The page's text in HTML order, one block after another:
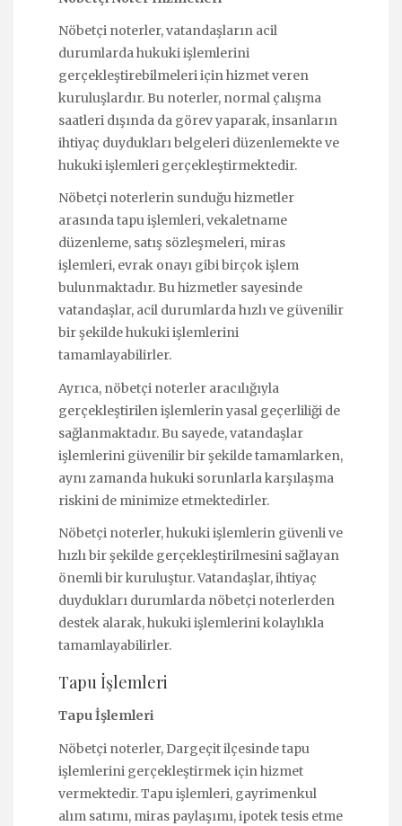
Nöbetçi noterler, vatandaşların acil
durumlarda hukuki işlemlerini
gerçekleştirebilmeleri için hizmet veren
kuruluşlardır. Bu noterler, normal çalışma
saatleri dışında da görev yaparak, insanların
ihtiyaç duydukları belgeleri düzenlemekte ve
hukuki işlemleri gerçekleştirmektedir.
Nöbetçi noterlerin sunduğu hizmetler
arasında tapu işlemleri, vekaletname
düzenleme, satış sözleşmeleri, miras
işlemleri, evrak onayı gibi birçok işlem
bulunmaktadır. Bu hizmetler sayesinde
vatandaşlar, acil durumlarda hızlı ve güvenilir
bir şekilde hukuki işlemlerini
tamamlayabilirler.
Ayrıca, nöbetçi noterler aracılığıyla
gerçekleştirilen işlemlerin yasal geçerliliği de
sağlanmaktadır. Bu sayede, vatandaşlar
işlemlerini güvenilir bir şekilde tamamlarken,
aynı zamanda hukuki sorunlarla karşılaşma
riskini de minimize etmektedirler.
Nöbetçi noterler, hukuki işlemlerin güvenli ve
hızlı bir şekilde gerçekleştirilmesini sağlayan
önemli bir kuruluştur. Vatandaşlar, ihtiyaç
duydukları durumlarda nöbetçi noterlerden
destek alarak, hukuki işlemlerini kolaylıkla
tamamlayabilirler.
Tapu İşlemleri
Tapu İşlemleri
Nöbetçi noterler, Dargeçit ilçesinde tapu
işlemlerini gerçekleştirmek için hizmet
vermektedir. Tapu işlemleri, gayrimenkul
alım satımı, miras paylaşımı, ipotek tesis etme